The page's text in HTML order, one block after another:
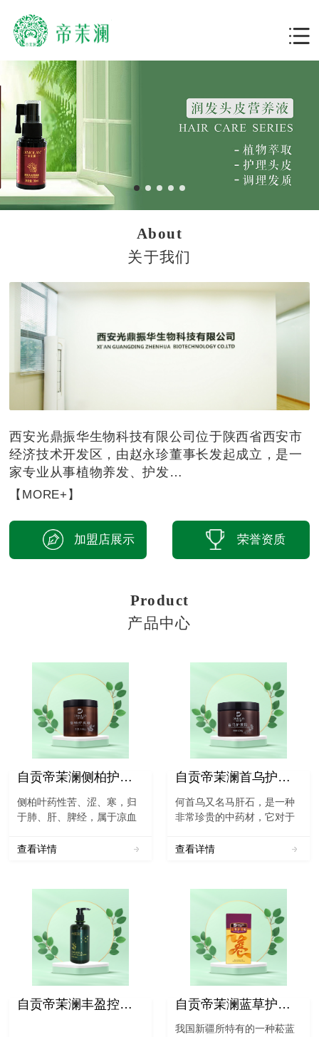
About
关于我们
西安光鼎振华生物科技有限公司位于陕西省西安市
经济技术开发区，由赵永珍董事长发起成立，是一
家专业从事植物养发、护发…
【MORE+】
加盟店展示 荣誉资质
Product
产品中心
自贡帝茉澜侧柏护发粉
侧柏叶药性苦、涩、寒，归
于肺、肝、脾经，属于凉血
子，它含有多种药用功效，
作用，平时可以用于人类秃
顶和脱发等多种...
查看详情
自贡帝茉澜首乌护发粉
何首乌又名马肝石，是一种
非常珍贵的中药材，它对于
不但能够强身健体，还能够
国药典》一部对制首乌的表
述：“[功能与主治] 补肝...
查看详情
自贡帝茉澜丰盈控油洗发水 自贡帝茉澜蓝草护发粉
我国新疆所特有的一种菘蓝